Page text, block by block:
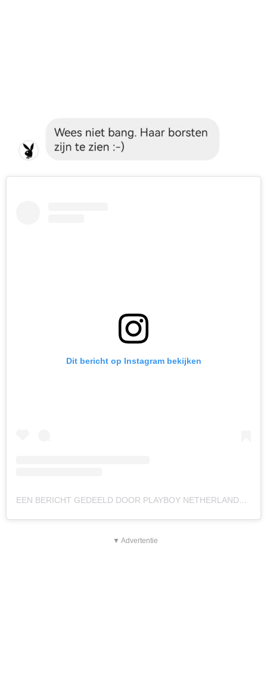
Dit bericht op Instagram bekijken
EEN BERICHT GEDEELD DOOR PLAYBOY NETHERLANDS (@PLAYBOYNETHERLANDS)
▼ Advertentie